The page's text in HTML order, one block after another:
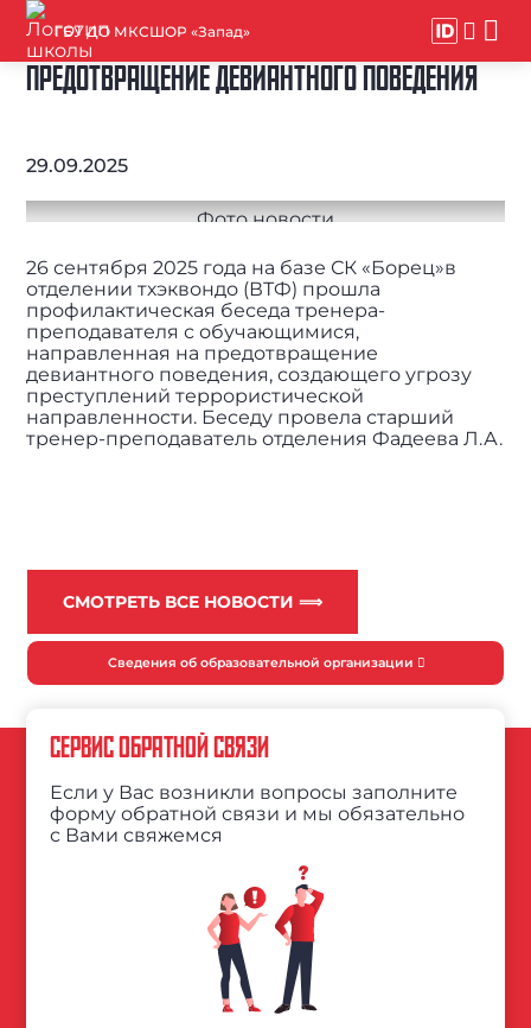
ГБУ ДО МКСШОР «Запад»
ПРЕДОТВРАЩЕНИЕ ДЕВИАНТНОГО ПОВЕДЕНИЯ
29.09.2025
26 сентября 2025 года на базе СК «Борец»в
отделении тхэквондо (ВТФ) прошла
профилактическая беседа тренера-
преподавателя с обучающимися,
направленная на предотвращение
девиантного поведения, создающего угрозу
преступлений террористической
направленности. Беседу провела старший
тренер-преподаватель отделения Фадеева Л.А.
СМОТРЕТЬ ВСЕ НОВОСТИ ⟹
Сведения об образовательной организации
СЕРВИС ОБРАТНОЙ СВЯЗИ
Если у Вас возникли вопросы заполните
форму обратной связи и мы обязательно
с Вами свяжемся